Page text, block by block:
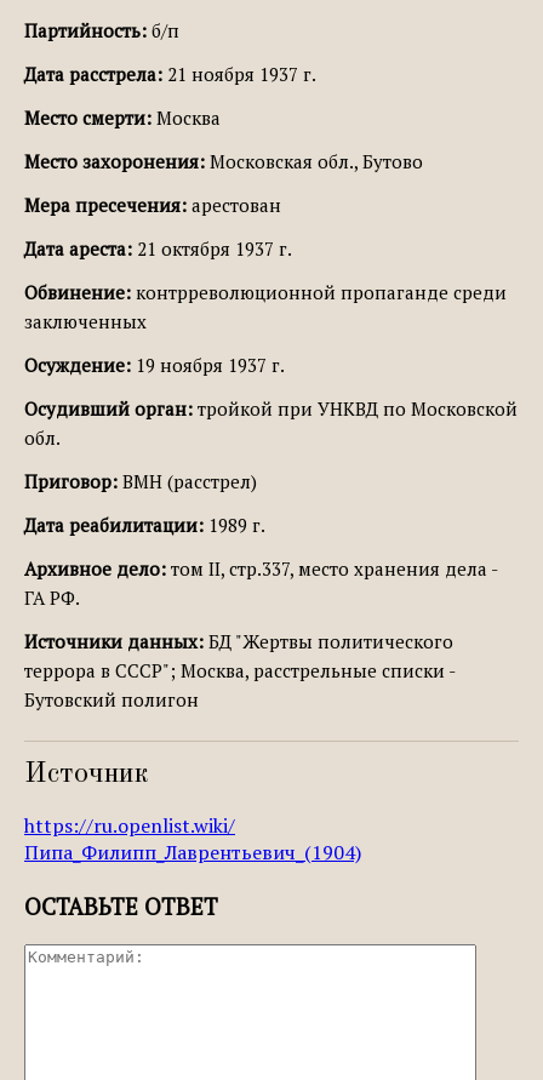
Партийность: б/п
Дата расстрела: 21 ноября 1937 г.
Место смерти: Москва
Место захоронения: Московская обл., Бутово
Мера пресечения: арестован
Дата ареста: 21 октября 1937 г.
Обвинение: контрреволюционной пропаганде среди
заключенных
Осуждение: 19 ноября 1937 г.
Осудивший орган: тройкой при УНКВД по Московской
обл.
Приговор: ВМН (расстрел)
Дата реабилитации: 1989 г.
Архивное дело: том II, стр.337, место хранения дела -
ГА РФ.
Источники данных: БД "Жертвы политического
террора в СССР"; Москва, расстрельные списки -
Бутовский полигон
Источник
https://ru.openlist.wiki/
Пипа_Филипп_Лаврентьевич_(1904)
ОСТАВЬТЕ ОТВЕТ